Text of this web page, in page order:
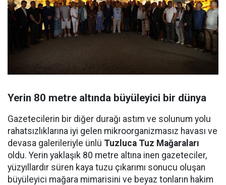
Yerin 80 metre altında büyüleyici bir dünya
Gazetecilerin bir diğer durağı astım ve solunum yolu
rahatsızlıklarına iyi gelen mikroorganizmasız havası ve
devasa galerileriyle ünlü Tuzluca Tuz Mağaraları
oldu. Yerin yaklaşık 80 metre altına inen gazeteciler,
yüzyıllardır süren kaya tuzu çıkarımı sonucu oluşan
büyüleyici mağara mimarisini ve beyaz tonların hakim